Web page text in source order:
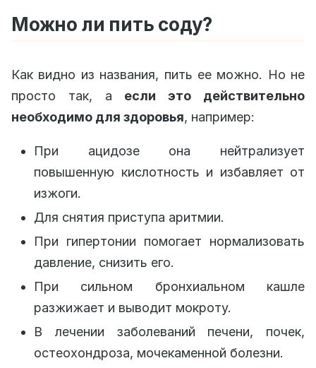
Можно ли пить соду?
Как видно из названия, пить ее можно. Но не
просто так, а если это действительно
необходимо для здоровья, например:
При ацидозе она нейтрализует
повышенную кислотность и избавляет от
изжоги.
Для снятия приступа аритмии.
При гипертонии помогает нормализовать
давление, снизить его.
При сильном бронхиальном кашле
разжижает и выводит мокроту.
В лечении заболеваний печени, почек,
остеохондроза, мочекаменной болезни.